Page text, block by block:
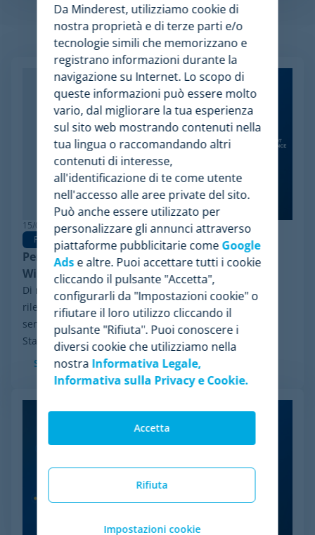
Articoli Relazionati
15/06/2026
Pricing Software
Perché Minderest è la migliore alternativa a
Wiser per la pricing intelligence
Di recente, ha fatto notizia nel settore un evento
rilevante: il processo di riorganizzazione finanziaria ai
sensi del Chapter 11 avviato da Wiser Solutions negli
Stati Uniti. Sebbene questa misura...
Scopri di più
Da Minderest, utilizziamo cookie di
nostra proprietà e di terze parti e/o
tecnologie simili che memorizzano e
registrano informazioni durante la
navigazione su Internet. Lo scopo di
queste informazioni può essere molto
vario, dal migliorare la tua esperienza
sul sito web mostrando contenuti nella
tua lingua o raccomandando altri
contenuti di interesse,
all'identificazione di te come utente
nell'accesso alle aree private del sito.
Può anche essere utilizzato per
personalizzare gli annunci attraverso
piattaforme pubblicitarie come Google
Adse altre. Puoi accettare tutti i cookie
cliccando il pulsante "Accetta",
configurarli da "Impostazioni cookie" o
rifiutare il loro utilizzo cliccando il
pulsante "Rifiuta". Puoi conoscere i
diversi cookie che utilizziamo nella
nostra Informativa Legale,
Informativa sulla Privacy e Cookie.
Rifiuta
Accetta
Impostazioni cookie